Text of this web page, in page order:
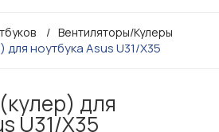
Вентиляторы/Кулеры
для ноутбука Asus U31/X35
для
U31/X35